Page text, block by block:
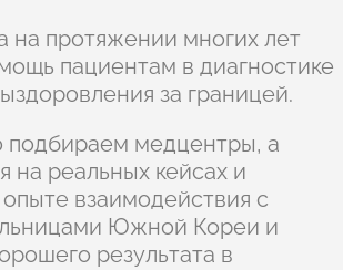
на протяжении многих лет
пациентам в диагностике
за границей.
медцентры, а
на реальных кейсах и
взаимодействия с
Южной Кореи и
результата в